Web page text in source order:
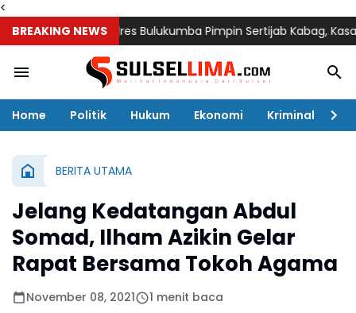
<
BREAKING NEWS
Kapolres Bulukumba Pimpin Sertijab Kabag, Kasat,
Home Politik Hukum Ekonomi Kriminal
BERITA UTAMA
Jelang Kedatangan Abdul
Somad, Ilham Azikin Gelar
Rapat Bersama Tokoh Agama
November 08, 2021 1 menit baca